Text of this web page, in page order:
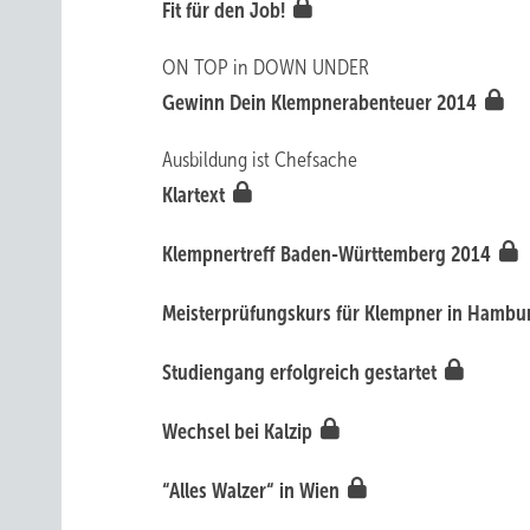
Fit für den Job!
ON TOP in DOWN UNDER
Gewinn Dein Klempner­abenteuer 2014
Ausbildung ist Chefsache
Klartext
Klempnertreff Baden-Württemberg 2014
Meisterprüfungskurs für Klempner in
Studiengang erfolgreich gestartet
Wechsel bei Kalzip
“Alles Walzer“ in Wien